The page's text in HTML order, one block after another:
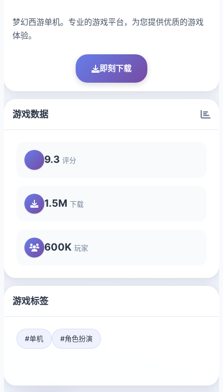
梦幻西游单机。专业的游戏平台，为您提供优质的游戏
体验。
即刻下载
游戏数据
9.3 评分
1.5M 下载
600K 玩家
游戏标签
#单机 #角色扮演